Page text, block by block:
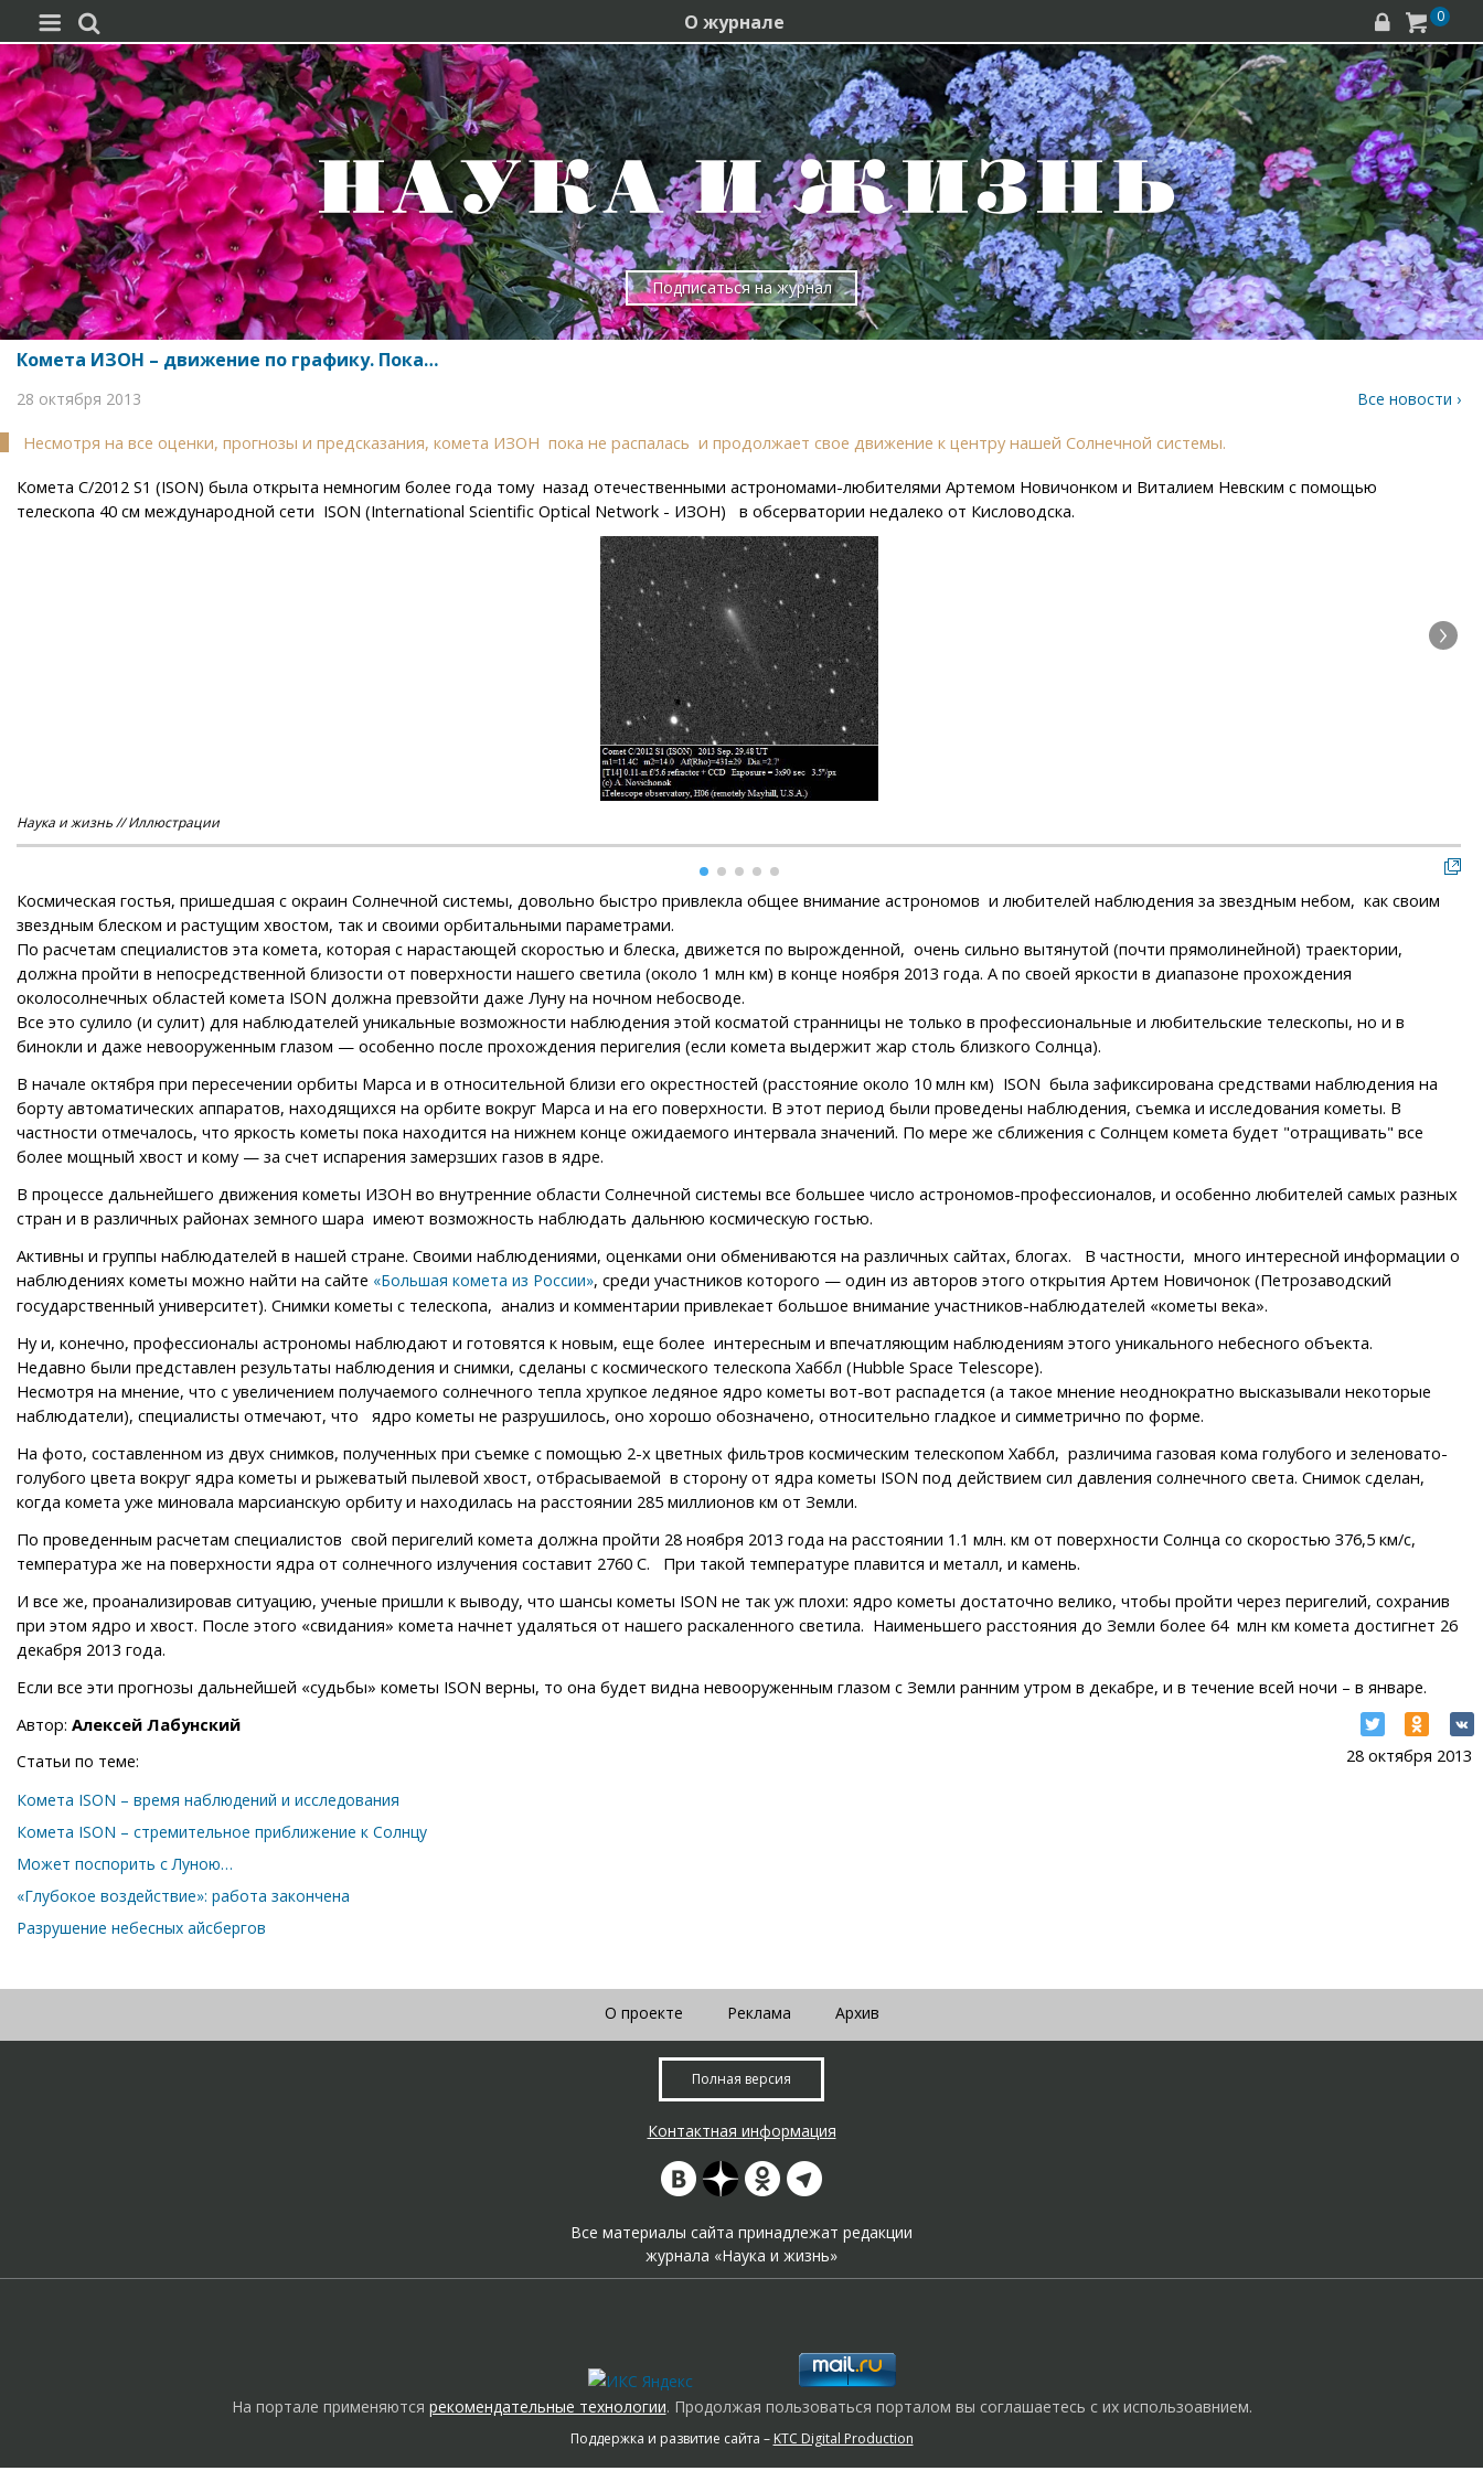
  О журнале   0
Подписаться на журнал
Комета ИЗОН – движение по графику. Пока…
28 октября 2013 Все новости ›
Несмотря на все оценки, прогнозы и предсказания, комета ИЗОН пока не распалась и продолжает свое движение к центру нашей Солнечной системы.
Комета C/2012 S1 (ISON) была открыта немногим более года тому назад отечественными астрономами-любителями Артемом Новичонком и Виталием Невским с помощью
телескопа 40 см международной сети ISON (International Scientific Optical Network - ИЗОН) в обсерватории недалеко от Кисловодска.
Наука и жизнь // Иллюстрации
Космическая гостья, пришедшая с окраин Солнечной системы, довольно быстро привлекла общее внимание астрономов и любителей наблюдения за звездным небом, как своим
звездным блеском и растущим хвостом, так и своими орбитальными параметрами.
По расчетам специалистов эта комета, которая с нарастающей скоростью и блеска, движется по вырожденной, очень сильно вытянутой (почти прямолинейной) траектории,
должна пройти в непосредственной близости от поверхности нашего светила (около 1 млн км) в конце ноября 2013 года. А по своей яркости в диапазоне прохождения
околосолнечных областей комета ISON должна превзойти даже Луну на ночном небосводе.
Все это сулило (и сулит) для наблюдателей уникальные возможности наблюдения этой косматой странницы не только в профессиональные и любительские телескопы, но и в
бинокли и даже невооруженным глазом — особенно после прохождения перигелия (если комета выдержит жар столь близкого Солнца).
В начале октября при пересечении орбиты Марса и в относительной близи его окрестностей (расстояние около 10 млн км) ISON была зафиксирована средствами наблюдения на
борту автоматических аппаратов, находящихся на орбите вокруг Марса и на его поверхности. В этот период были проведены наблюдения, съемка и исследования кометы. В
частности отмечалось, что яркость кометы пока находится на нижнем конце ожидаемого интервала значений. По мере же сближения с Солнцем комета будет "отращивать" все
более мощный хвост и кому — за счет испарения замерзших газов в ядре.
В процессе дальнейшего движения кометы ИЗОН во внутренние области Солнечной системы все большее число астрономов-профессионалов, и особенно любителей самых разных
стран и в различных районах земного шара имеют возможность наблюдать дальнюю космическую гостью.
Активны и группы наблюдателей в нашей стране. Своими наблюдениями, оценками они обмениваются на различных сайтах, блогах. В частности, много интересной информации о
наблюдениях кометы можно найти на сайте «Большая комета из России», среди участников которого — один из авторов этого открытия Артем Новичонок (Петрозаводский
государственный университет). Снимки кометы с телескопа, анализ и комментарии привлекает большое внимание участников-наблюдателей «кометы века».
Ну и, конечно, профессионалы астрономы наблюдают и готовятся к новым, еще более интересным и впечатляющим наблюдениям этого уникального небесного объекта.
Недавно были представлен результаты наблюдения и снимки, сделаны с космического телескопа Хаббл (Hubble Space Telescope).
Несмотря на мнение, что с увеличением получаемого солнечного тепла хрупкое ледяное ядро кометы вот-вот распадется (а такое мнение неоднократно высказывали некоторые
наблюдатели), специалисты отмечают, что ядро кометы не разрушилось, оно хорошо обозначено, относительно гладкое и симметрично по форме.
На фото, составленном из двух снимков, полученных при съемке с помощью 2-х цветных фильтров космическим телескопом Хаббл, различима газовая кома голубого и зеленовато-
голубого цвета вокруг ядра кометы и рыжеватый пылевой хвост, отбрасываемой в сторону от ядра кометы ISON под действием сил давления солнечного света. Снимок сделан,
когда комета уже миновала марсианскую орбиту и находилась на расстоянии 285 миллионов км от Земли.
По проведенным расчетам специалистов свой перигелий комета должна пройти 28 ноября 2013 года на расстоянии 1.1 млн. км от поверхности Солнца со скоростью 376,5 км/с,
температура же на поверхности ядра от солнечного излучения составит 2760 С. При такой температуре плавится и металл, и камень.
И все же, проанализировав ситуацию, ученые пришли к выводу, что шансы кометы ISON не так уж плохи: ядро кометы достаточно велико, чтобы пройти через перигелий, сохранив
при этом ядро и хвост. После этого «свидания» комета начнет удаляться от нашего раскаленного светила. Наименьшего расстояния до Земли более 64 млн км комета достигнет 26
декабря 2013 года.
Если все эти прогнозы дальнейшей «судьбы» кометы ISON верны, то она будет видна невооруженным глазом с Земли ранним утром в декабре, и в течение всей ночи – в январе.
28 октября 2013
Автор: Алексей Лабунский
Статьи по теме:
Комета ISON – время наблюдений и исследования
Комета ISON – стремительное приближение к Солнцу
Может поспорить с Луною…
«Глубокое воздействие»: работа закончена
Разрушение небесных айсбергов
О проекте Реклама Архив
Полная версия
Контактная информация
Все материалы сайта принадлежат редакции
журнала «Наука и жизнь»
На портале применяются рекомендательные технологии. Продолжая пользоваться порталом вы соглашаетесь с их использоавнием.
Поддержка и развитие сайта – KTC Digital Production